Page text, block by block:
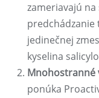
zameriavajú
predchádzanie
jedinečnej
kyselina
Mnohostranné
ponúka